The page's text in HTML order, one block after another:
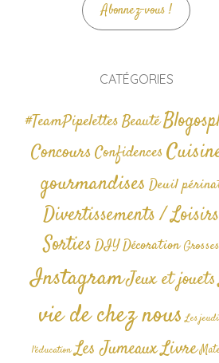
Abonnez-vous !
CATÉGORIES
#TeamPipelettesBeauté
ConcoursConfidences
gourmandises Deuil
Divertissements /
SortiesDIYDécoration
InstagramJeux et jouets
vie de chez nous Les
l'éducation Les JumeauxLivre